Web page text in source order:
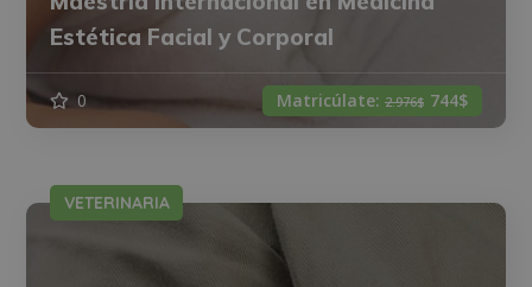
Estética Facial y Corporal
0 Matricúlate: 2.976$ 744$
VETERINARIA